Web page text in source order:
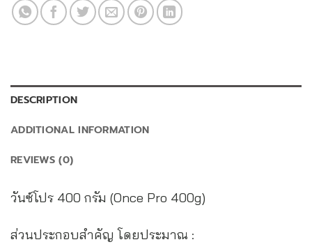
DESCRIPTION
ADDITIONAL INFORMATION
REVIEWS (0)
วันซ์โปร 400 กรัม (Once Pro 400g)
ส่วนประกอบสำคัญ โดยประมาณ :